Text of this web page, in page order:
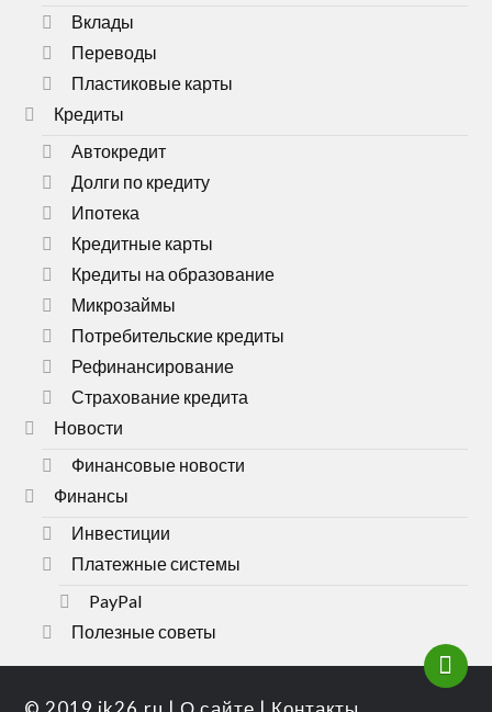
Вклады
Переводы
Пластиковые карты
Кредиты
Автокредит
Долги по кредиту
Ипотека
Кредитные карты
Кредиты на образование
Микрозаймы
Потребительские кредиты
Рефинансирование
Страхование кредита
Новости
Финансовые новости
Финансы
Инвестиции
Платежные системы
PayPal
Полезные советы